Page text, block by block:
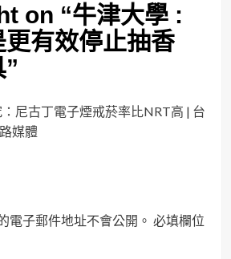
on “牛津大學 :
更有效停止抽香
”
尼古丁電子煙戒菸率比NRT高 | 台
媒體
電子郵件地址不會公開。 必填欄位